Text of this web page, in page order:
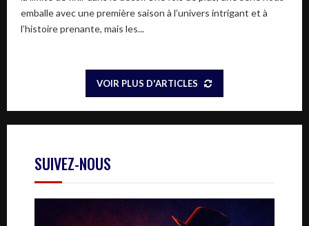
emballe avec une première saison à l’univers intrigant et à
l’histoire prenante, mais les...
VOIR PLUS D'ARTICLES
SUIVEZ-NOUS